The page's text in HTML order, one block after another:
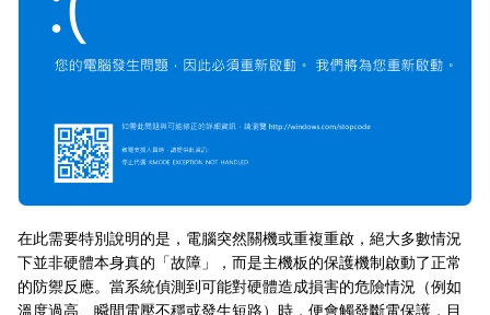
在此需要特別說明的是，電腦突然關機或重複重啟，絕大多數情況
下並非硬體本身真的「故障」，而是主機板的保護機制啟動了正常
的防禦反應。當系統偵測到可能對硬體造成損害的危險情況（例如
溫度過高、瞬間電壓不穩或發生短路）時，便會觸發斷電保護，目